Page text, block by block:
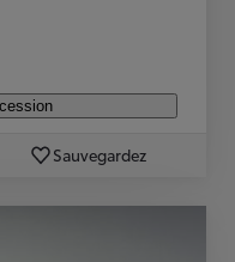
Sauvegardez